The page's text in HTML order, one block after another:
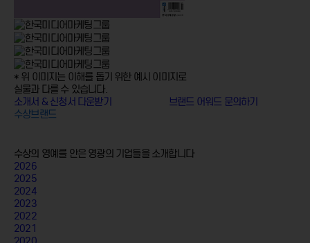
* 위 이미지는 이해를 돕기 위한 예시 이미지로
실물과 다를 수 있습니다.
소개서 & 신청서 다운받기
브랜드 어워드 문의하기
수상브랜드
수상의 영예를 안은 영광의 기업들을 소개합니다
2026
2025
2024
2023
2022
2021